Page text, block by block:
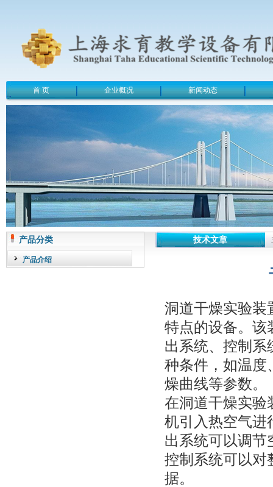
首 页 企业概况 新闻动态
产品分类
产品介绍
技术文章
洞道干燥实验装
特点的设备。该
出系统、控制系
种条件，如温度
燥曲线等参数。
在洞道干燥实验
机引入热空气进
出系统可以调节
控制系统可以对
据。